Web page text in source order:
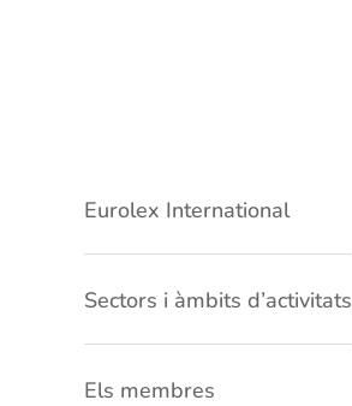
Eurolex International
Sectors i àmbits d’activitats
Els membres